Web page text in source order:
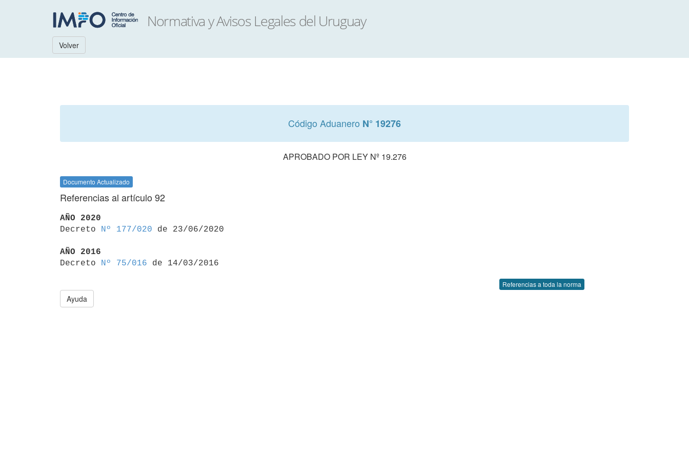
Volver
Código Aduanero N° 19276
APROBADO POR LEY Nº 19.276
Documento Actualizado
Referencias al artículo 92
AÑO 2020
Decreto
Nº 177/020 de 23/06/2020
AÑO 2016
Decreto
Nº 75/016
Referencias a toda la norma
Ayuda